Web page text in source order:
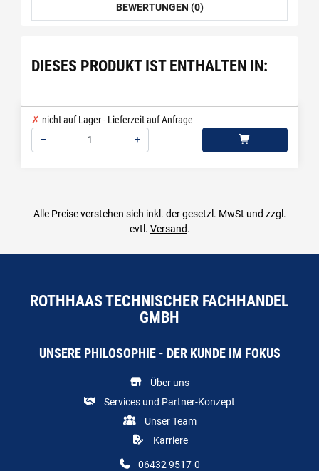
BEWERTUNGEN (0)
DIESES PRODUKT IST ENTHALTEN IN:
nicht auf Lager - Lieferzeit auf Anfrage
–
+
Alle Preise verstehen sich inkl. der gesetzl. MwSt und zzgl.
evtl. Versand.
ROTHHAAS TECHNISCHER FACHHANDEL
GMBH
UNSERE PHILOSOPHIE - DER KUNDE IM FOKUS
Über uns
Services und Partner-Konzept
Unser Team
Karriere
06432 9517-0